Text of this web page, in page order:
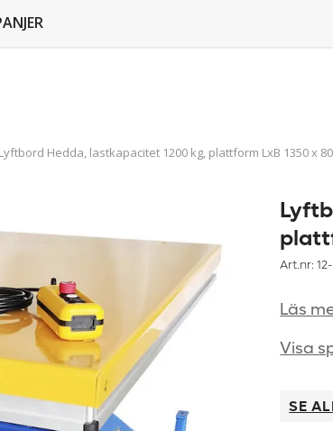
Lyftbord Hedda, lastkapacitet 1200 kg, plattform LxB 1350 x
Art.nr:
Läs
Visa
SE